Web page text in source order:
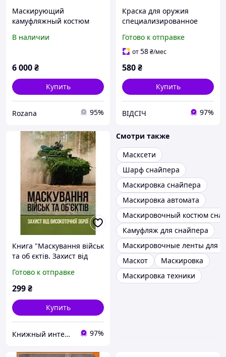
Маскирующий
камуфляжный костюм
маскировка для оружия
В наличии
6 000₴
Купить
Rozana 95%
Краска для оружия
специализированное
маскировки, защиты и
тюнинга оружия
Готово к отправке
от58₴/мес
580₴
Купить
ВІДСІЧ 97%
Книга "Маскування військ
та об єктів. Захист від
Готово к отправке
299₴
Купить
Книжный интернет-магазин "BestBook" 97%
Смотри также
Масксети
Шарф снайпера
Маскировка снайпера
Маскировка автомата
Маскировочный костюм
Камуфляж для снайпера
Маскировочные ленты для
Маскот
Маскировка
Маскировка техники